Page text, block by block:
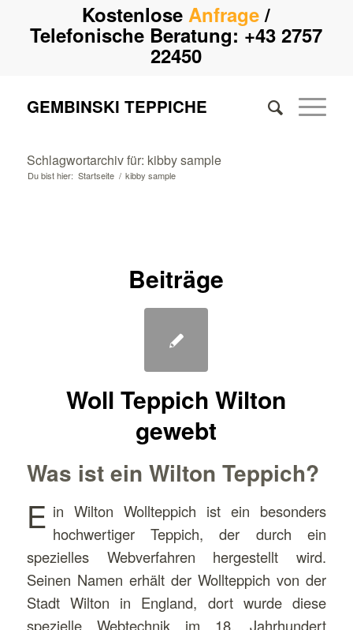
KostenloseAnfrage/
Telefonische Beratung:+43 2757
22450
GEMBINSKI TEPPICHE
Schlagwortarchiv für: kibby sample
Du bist hier: Startseite / kibby sample
Beiträge
Woll Teppich Wilton
gewebt
Was ist ein Wilton Teppich?
E in Wilton Wollteppich ist ein besonders
hochwertiger Teppich, der durch ein
spezielles Webverfahren hergestellt wird.
Seinen Namen erhält der Wollteppich von der
Stadt Wilton in England, dort wurde diese
spezielle Webtechnik im 18. Jahrhundert